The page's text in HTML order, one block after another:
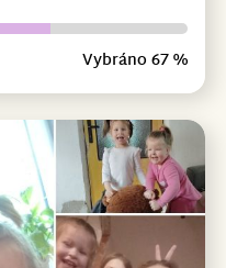
Vybráno 67 %